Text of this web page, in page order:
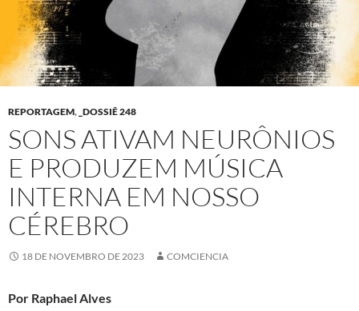
REPORTAGEM, _DOSSIÊ 248
SONS ATIVAM NEURÔNIOS
E PRODUZEM MÚSICA
INTERNA EM NOSSO
CÉREBRO
18 DE NOVEMBRO DE 2023 COMCIENCIA
Por Raphael Alves